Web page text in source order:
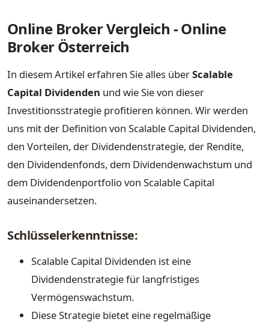
Online Broker Vergleich - Online
Broker Österreich
In diesem Artikel erfahren Sie alles überScalable
Capital Dividenden und wie Sie von dieser
Investitionsstrategie profitieren können. Wir werden
uns mit der Definition von Scalable Capital Dividenden,
den Vorteilen, der Dividendenstrategie, der Rendite,
den Dividendenfonds, dem Dividendenwachstum und
dem Dividendenportfolio von Scalable Capital
auseinandersetzen.
Schlüsselerkenntnisse:
Scalable Capital Dividenden ist eine
Dividendenstrategie für langfristiges
Vermögenswachstum.
Diese Strategie bietet eine regelmäßige